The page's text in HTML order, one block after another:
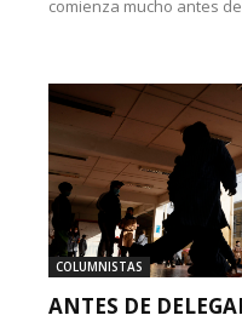
comienza mucho antes
COLUMNISTAS
ANTES DE